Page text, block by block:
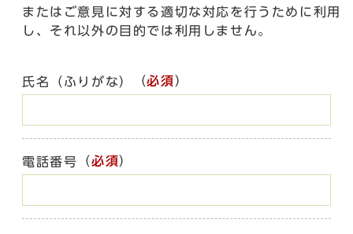
またはご意見に対する適切な対応を行うために利用
し、それ以外の目的では利用しません。
氏名（ふりがな） （必須）
電話番号 （必須）